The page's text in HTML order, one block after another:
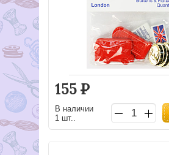
155Р
В наличии
1 шт..